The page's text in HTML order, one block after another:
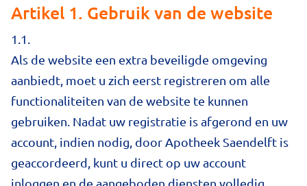
Artikel 1. Gebruik van de website
1.1.
Als de website een extra beveiligde omgeving
aanbiedt, moet u zich eerst registreren om alle
functionaliteiten van de website te kunnen
gebruiken. Nadat uw registratie is afgerond en uw
account, indien nodig, door Apotheek Saendelft is
geaccordeerd, kunt u direct op uw account
inloggen en de aangeboden diensten volledig